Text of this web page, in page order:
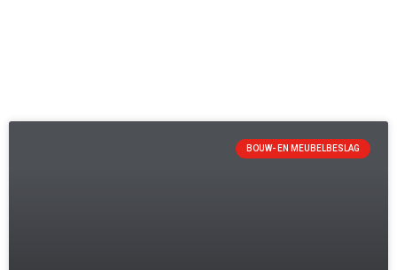
BOUW- EN MEUBELBESLAG